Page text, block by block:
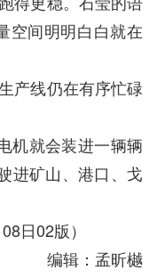
空间明明白白就在
产线仍在有序忙碌
机就会装进一辆辆
进矿山、港口、戈
日02版）
编辑：孟昕樾